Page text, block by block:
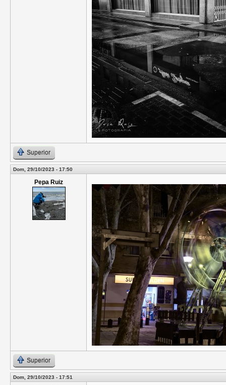
Superior
Dom, 29/10/2023 - 17:50
Pepa Ruiz
Superior
Dom, 29/10/2023 - 17:51